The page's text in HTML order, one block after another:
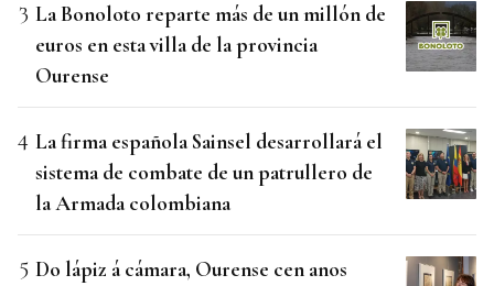
La Bonoloto reparte más de un millón de
euros en esta villa de la provincia
Ourense
La firma española Sainsel desarrollará el
sistema de combate de un patrullero de
la Armada colombiana
Do lápiz á cámara, Ourense cen anos